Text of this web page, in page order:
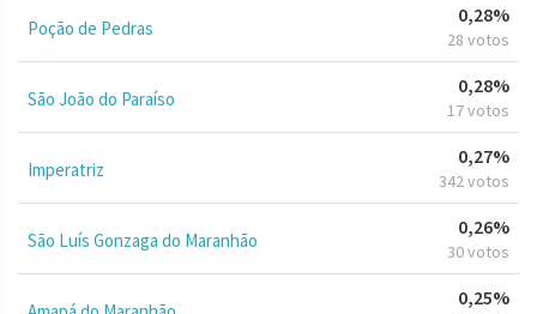
Poção de Pedras
0,28%
28 votos
São João do Paraíso
0,28%
17 votos
Imperatriz
0,27%
342 votos
São Luís Gonzaga do Maranhão
0,26%
30 votos
0,25%